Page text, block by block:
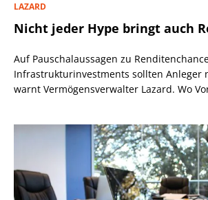
LAZARD
Nicht jeder Hype bringt auch
Auf Pauschalaussagen zu
Infrastrukturinvestments sollten Anleger
warnt Vermögensverwalter Lazard. Wo